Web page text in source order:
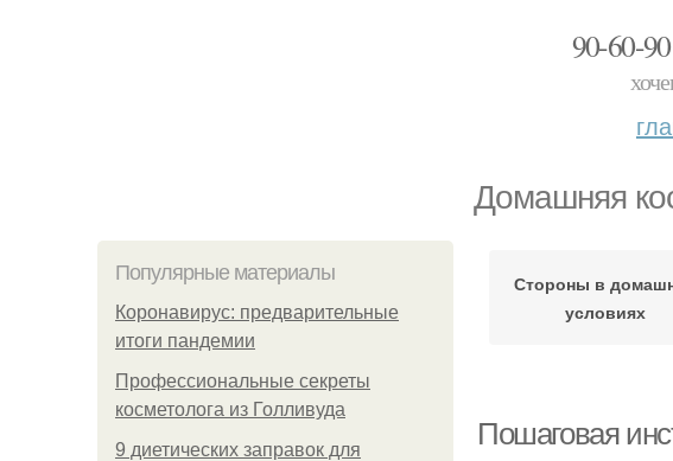
90-60-
Домашняя
Популярные материалы
Коронавирус: предварительные
итоги пандемии
Профессиональные секреты
косметолога из Голливуда
9 диетических заправок для
Стороны в
условиях
Пошаговая